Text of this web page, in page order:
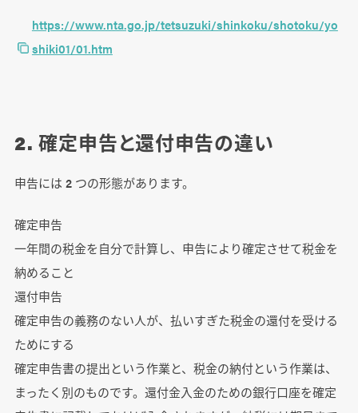
https://www.nta.go.jp/tetsuzuki/shinkoku/shotoku/yo
shiki01/01.htm
2. 確定申告と還付申告の違い
申告には 2 つの形態があります。
確定申告
一年間の税金を自分で計算し、申告により確定させて税金を
納めること
還付申告
確定申告の義務のない人が、払いすぎた税金の還付を受ける
ためにする
確定申告書の提出という作業と、税金の納付という作業は、
まったく別のものです。還付金入金のための銀行口座を確定